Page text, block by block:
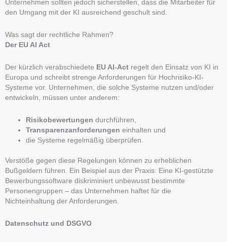
Unternehmen sollten jedoch sicherstellen, dass die Mitarbeiter für
den Umgang mit der KI ausreichend geschult sind.
Was sagt der rechtliche Rahmen?
Der EU AI Act
Der kürzlich verabschiedete EU AI-Act regelt den Einsatz von KI in
Europa und schreibt strenge Anforderungen für Hochrisiko-KI-
Systeme vor. Unternehmen, die solche Systeme nutzen und/oder
entwickeln, müssen unter anderem:
Risikobewertungen durchführen,
Transparenzanforderungen einhalten und
die Systeme regelmäßig überprüfen.
Verstöße gegen diese Regelungen können zu erheblichen
Bußgeldern führen. Ein Beispiel aus der Praxis: Eine KI-gestützte
Bewerbungssoftware diskriminiert unbewusst bestimmte
Personengruppen – das Unternehmen haftet für die
Nichteinhaltung der Anforderungen.
Datenschutz und DSGVO